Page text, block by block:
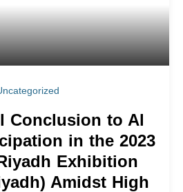
Conclusion to Al
in the 2023
Exhibition
Amidst High